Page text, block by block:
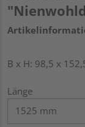
B x H: 98,5 x
Länge